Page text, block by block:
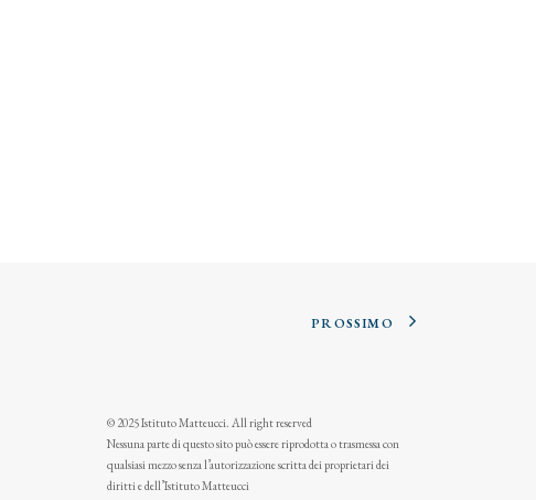
PROSSIMO
© 2025 Istituto Matteucci. All right reserved
Nessuna parte di questo sito può essere riprodotta o trasmessa con
qualsiasi mezzo senza l’autorizzazione scritta dei proprietari dei
diritti e dell’Istituto Matteucci